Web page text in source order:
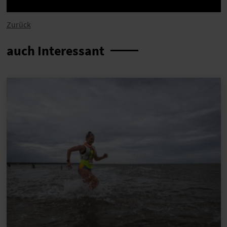
Zurück
auch Interessant